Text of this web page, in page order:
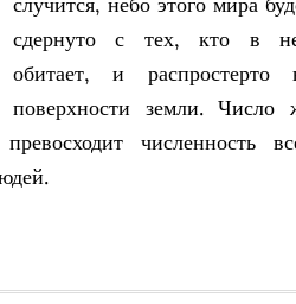
сдернуто с тех, кто в
обитает, и распростерто
поверхности земли. Число
численность